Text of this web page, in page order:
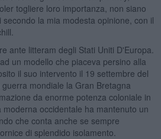
togliere loro importanza, non siano
la mia modesta opinione, con il
ante litteram degli Stati Uniti D'Europa.
un modello che piaceva persino alla
il suo intervento il 19 settembre del
mondiale la Gran Bretagna
da enorme potenza coloniale in
occidentale ha mantenuto un
che conta anche se sempre
di splendido isolamento.